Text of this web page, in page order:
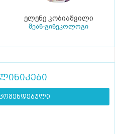
ელენე კობიაშვილი
მეან-გინეკოლოგი